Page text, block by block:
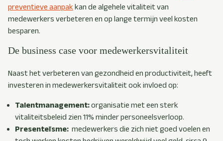
preventieve aanpak kan de algehele vitaliteit van
medewerkers verbeteren en op lange termijn veel kosten
besparen.
De business case voor medewerkersvitaliteit
Naast het verbeteren van gezondheid en productiviteit, heeft
investeren in medewerkersvitaliteit ook invloed op:
Talentmanagement:organisatie met een sterk
vitaliteitsbeleid zien 11% minderpersoneelsverloop.
Presenteïsme:medewerkers die zich niet goed voelen en